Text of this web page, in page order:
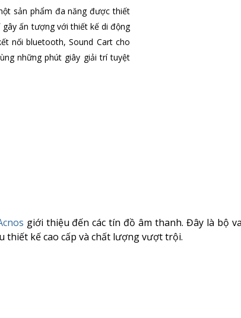
sản phẩm đa năng được thiết
ấn tượng với thiết kế di động
nối bluetooth, Sound Cart cho
những phút giây giải trí tuyệt
giới thiệu đến các tín đồ âm thanh. Đây là bộ
thiết kế cao cấp và chất lượng vượt trội.